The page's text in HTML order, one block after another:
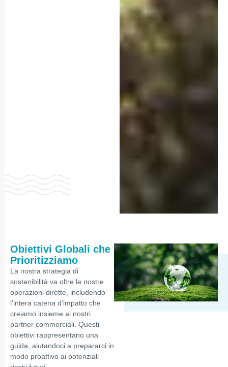
Obiettivi Globali che
Prioritizziamo
La nostra strategia di
sostenibilità va oltre le nostre
operazioni dirette, includendo
l’intera catena d’impatto che
creiamo insieme ai nostri
partner commerciali. Questi
obiettivi rappresentano una
guida, aiutandoci a prepararci in
modo proattivo ai potenziali